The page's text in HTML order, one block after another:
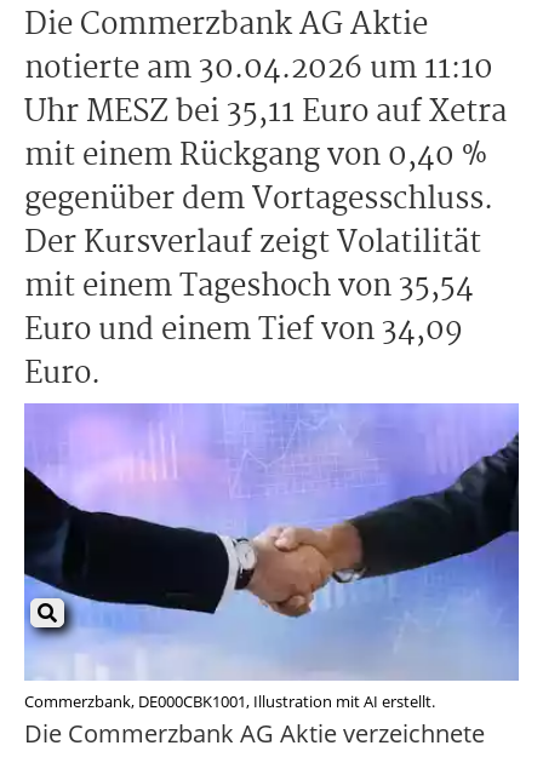
Die Commerzbank AG Aktie
notierte am 30.04.2026 um 11:10
Uhr MESZ bei 35,11 Euro auf Xetra
mit einem Rückgang von 0,40 %
gegenüber dem Vortagesschluss.
Der Kursverlauf zeigt Volatilität
mit einem Tageshoch von 35,54
Euro und einem Tief von 34,09
Euro.
Commerzbank, DE000CBK1001, Illustration mit AI erstellt.
Die Commerzbank AG Aktie verzeichnete